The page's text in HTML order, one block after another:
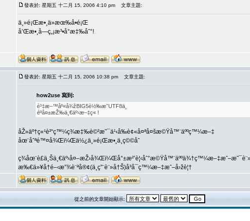
發表於: 星期五 十二月 15, 2006 4:10 pm 文章主題:
ä¸»é¡Œæ•¸ä»æœ‰å•é¡Œ
å’Œæ•¸å­—ç„¡æ³•å°æ‡‰åˆ°!
發表於: 星期五 十二月 15, 2006 10:38 pm 文章主題:
how2use 寫到:
è³‡æ–™åº«å¾žBIG5è½‰æˆUTF8ä¸­
éºå¤±æŽ‰ä¸€äº›æ–‡ç« !
åŽ»äº†ç«¹è²“ç™¼ç¾æ‡‰è©²æ˜¯ä¹‹å‰è¢«å¤ªå¤šæ©Ÿå™¨äººç™¼æ–‡
åœ¨åˆªé™¤å¾Œï¼Œä½¿ä¸»é¡Œæ•¸ä¸ç©©åˆ
æ‰€ä»¥å†é–‹æ”¾è¨ªå®¢(ä¸ç”¨è¨»å†Š)å³å¯ç™¼æ–‡æˆ–å›žè¦†
從之前的文章開始顯示: